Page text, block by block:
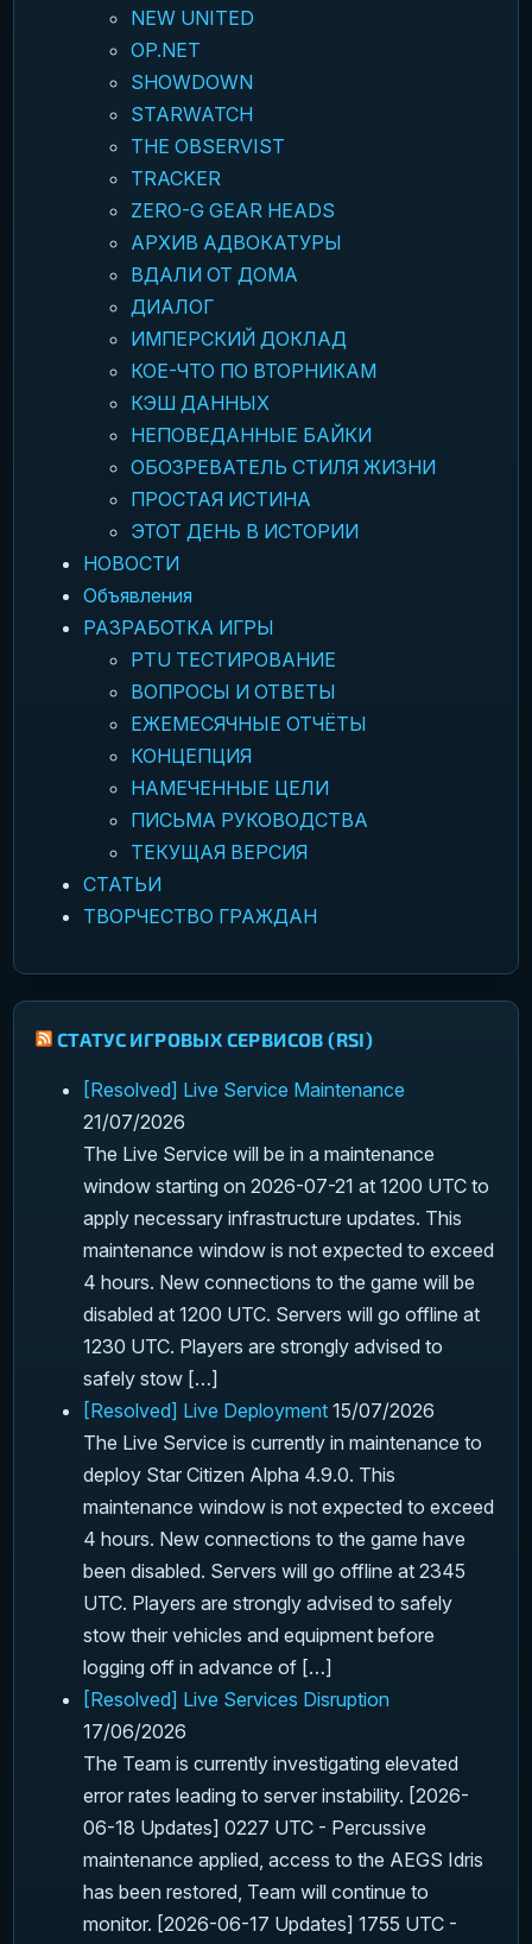
NEW UNITED
OP.NET
SHOWDOWN
STARWATCH
THE OBSERVIST
TRACKER
ZERO-G GEAR HEADS
АРХИВ АДВОКАТУРЫ
ВДАЛИ ОТ ДОМА
ДИАЛОГ
ИМПЕРСКИЙ ДОКЛАД
КОЕ-ЧТО ПО ВТОРНИКАМ
КЭШ ДАННЫХ
НЕПОВЕДАННЫЕ БАЙКИ
ОБОЗРЕВАТЕЛЬ СТИЛЯ ЖИЗНИ
ПРОСТАЯ ИСТИНА
ЭТОТ ДЕНЬ В ИСТОРИИ
НОВОСТИ
Объявления
РАЗРАБОТКА ИГРЫ
PTU ТЕСТИРОВАНИЕ
ВОПРОСЫ И ОТВЕТЫ
ЕЖЕМЕСЯЧНЫЕ ОТЧЁТЫ
КОНЦЕПЦИЯ
НАМЕЧЕННЫЕ ЦЕЛИ
ПИСЬМА РУКОВОДСТВА
ТЕКУЩАЯ ВЕРСИЯ
СТАТЬИ
ТВОРЧЕСТВО ГРАЖДАН
СТАТУС ИГРОВЫХ СЕРВИСОВ (RSI)
[Resolved] Live Service Maintenance
21/07/2026
The Live Service will be in a maintenance
window starting on 2026-07-21 at 1200 UTC to
apply necessary infrastructure updates. This
maintenance window is not expected to exceed
4 hours. New connections to the game will be
disabled at 1200 UTC. Servers will go offline at
1230 UTC. Players are strongly advised to
safely stow […]
[Resolved] Live Deployment 15/07/2026
The Live Service is currently in maintenance to
deploy Star Citizen Alpha 4.9.0. This
maintenance window is not expected to exceed
4 hours. New connections to the game have
been disabled. Servers will go offline at 2345
UTC. Players are strongly advised to safely
stow their vehicles and equipment before
logging off in advance of […]
[Resolved] Live Services Disruption
17/06/2026
The Team is currently investigating elevated
error rates leading to server instability. [2026-
06-18 Updates] 0227 UTC - Percussive
maintenance applied, access to the AEGS Idris
has been restored, Team will continue to
monitor. [2026-06-17 Updates] 1755 UTC -